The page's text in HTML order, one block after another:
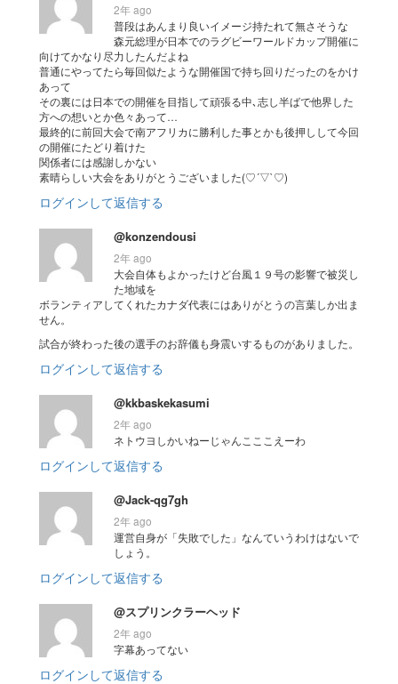
2年 ago
普段はあんまり良いイメージ持たれて無さそうな
森元総理が日本でのラグビーワールドカップ開催に
向けてかなり尽力したんだよね
普通にやってたら毎回似たような開催国で持ち回りだったのをかけ
あって
その裏には日本での開催を目指して頑張る中､志し半ばで他界した
方への想いとか色々あって…
最終的に前回大会で南アフリカに勝利した事とかも後押しして今回
の開催にたどり着けた
関係者には感謝しかない
素晴らしい大会をありがとうございました(♡´▽`♡)
ログインして返信する
@konzendousi
2年 ago
大会自体もよかったけど台風１９号の影響で被災し
た地域を
ボランティアしてくれたカナダ代表にはありがとうの言葉しか出ま
せん。
試合が終わった後の選手のお辞儀も身震いするものがありました。
ログインして返信する
@kkbaskekasumi
2年 ago
ネトウヨしかいねーじゃんこここえーわ
ログインして返信する
@Jack-qg7gh
2年 ago
運営自身が「失敗でした」なんていうわけはないで
しょう。
ログインして返信する
@スプリンクラーヘッド
2年 ago
字幕あってない
ログインして返信する